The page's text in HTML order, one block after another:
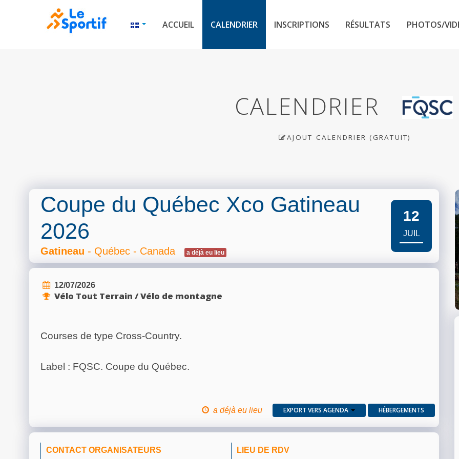
ACCUEIL CALENDRIER INSCRIPTIONS RÉSULTATS PHOTOS/
CALENDRIER
AJOUT CALENDRIER (GRATUIT)
Coupe du Québec Xco Gatineau
2026
Gatineau - Québec - Canada a déjà eu lieu
12
JUIL
12/07/2026
Vélo Tout Terrain / Vélo de montagne
Courses de type Cross-Country.
Label : FQSC. Coupe du Québec.
a déjà eu lieu EXPORT VERS AGENDA HÉBERGEMENTS
CONTACT ORGANISATEURS LIEU DE RDV